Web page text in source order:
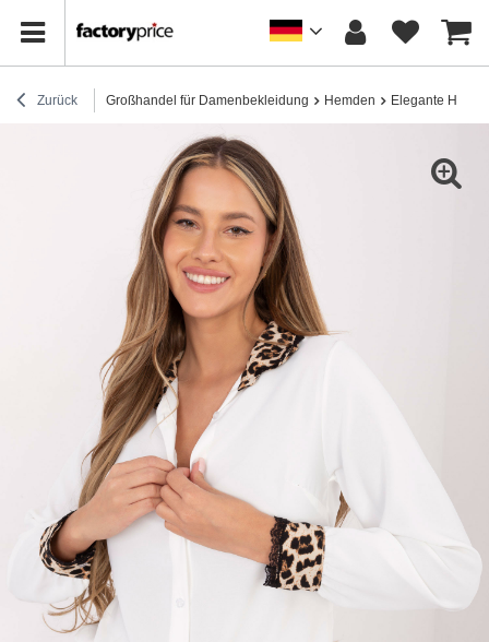
Zurück Großhandel für Damenbekleidung Hemden Elegante